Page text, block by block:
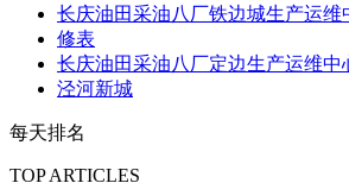
长庆油田采油八厂铁边城生产运维
修表
长庆油田采油八厂定边生产运维中
泾河新城
每天排名
TOP ARTICLES